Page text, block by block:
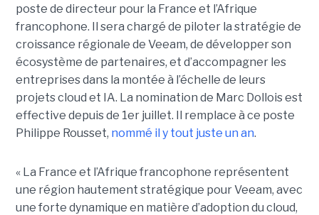
poste de directeur pour la France et l’Afrique
francophone. Il sera chargé de piloter la stratégie de
croissance régionale de Veeam, de développer son
écosystème de partenaires, et d’accompagner les
entreprises dans la montée à l’échelle de leurs
projets cloud et IA. La nomination de Marc Dollois est
effective depuis de 1er juillet. Il remplace à ce poste
Philippe Rousset, nommé il y tout juste un an.
« La France et l’Afrique francophone représentent
une région hautement stratégique pour Veeam, avec
une forte dynamique en matière d’adoption du cloud,